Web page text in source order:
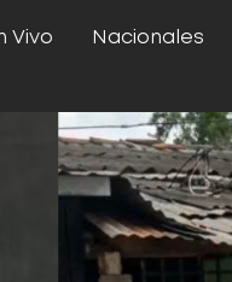
Vivo Nacionales